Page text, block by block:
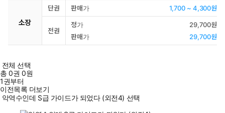
소장
단권 판매가 1,700 ~ 4,300원
전권
정가
29,700원
판매가
29,700원
전체 선택
총0권 0원
1권부터
이전목록 더보기
악역수인데 S급 가이드가 되었다 (외전4) 선택